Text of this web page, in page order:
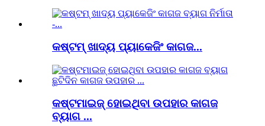
କଷ୍ଟମ୍ ଖାଦ୍ୟ ପ୍ୟାକେଜିଂ କାଗଜ...
କଷ୍ଟମାଇଜ୍ ହୋଇଥିବା ଉପହାର କାଗଜ
ବ୍ୟାଗ ...